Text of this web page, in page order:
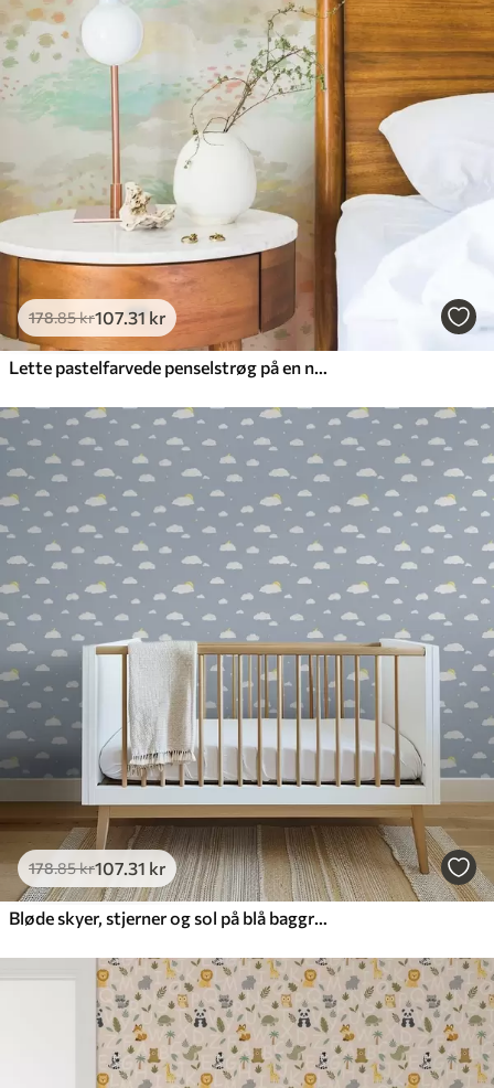
178.85kr107.31 kr
Lette pastelfarvede penselstrøg på en næsten hvid baggrund
178.85kr107.31 kr
Bløde skyer, stjerner og sol på blå baggrund